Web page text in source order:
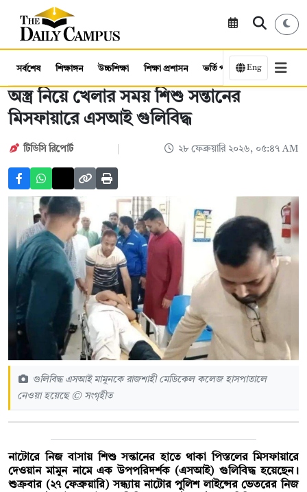
সর্বশেষ শিক্ষাঙ্গন উচ্চশিক্ষা শিক্ষা প্রশাসন ভর্তি পরীক্ষা কর্মসংস্থান
Eng
অস্ত্র নিয়ে খেলার সময় শিশু সন্তানের
মিসফায়ারে এসআই গুলিবিদ্ধ
টিডিসি রিপোর্ট ২৮ ফেব্রুয়ারি ২০২৬, ০৫:৪৭ AM
গুলিবিদ্ধ এসআই মামুনকে রাজশাহী মেডিকেল কলেজ হাসপাতালে
নেওয়া হয়েছে © সংগৃহীত
নাটোরে নিজ বাসায় শিশু সন্তানের হাতে থাকা পিস্তলের মিসফায়ারে
দেওয়ান মামুন নামে এক উপপরিদর্শক (এসআই) গুলিবিদ্ধ হয়েছেন।
শুক্রবার (২৭ ফেব্রুয়ারি) সন্ধ্যায় নাটোর পুলিশ লাইন্সের ভেতরের নিজ